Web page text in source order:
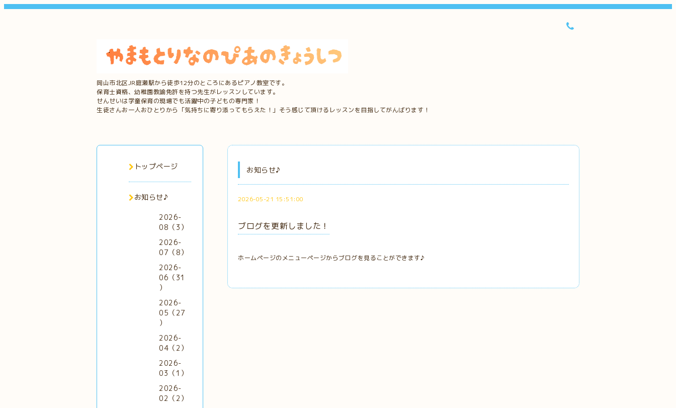
岡山市北区JR庭瀬駅から徒歩12分のところにあるピアノ教室です。
保育士資格、幼稚園教諭免許を持つ先生がレッスンしています。
せんせいは学童保育の現場でも活躍中の子どもの専門家！
生徒さんお一人おひとりから「気持ちに寄り添ってもらえた！」そう感じて頂けるレッスンを目指してがんばります！
お知らせ♪
2026-05-21 15:51:00
ブログを更新しました！
ホームページのメニューページからブログを見ることができます♪
トップページ
お知らせ♪
2026-
08（3）
2026-
07（8）
2026-
06（31
）
2026-
05（27
）
2026-
04（2）
2026-
03（1）
2026-
02（2）